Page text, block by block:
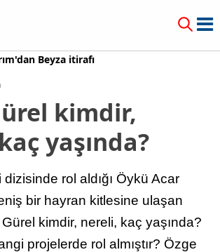
Beyza itirafı
kimdir,
yaşında?
rol aldığı Öykü Acar
bir hayran kitlesine ulaşan
kimdir, nereli, kaç yaşında?
projelerde rol almıştır? Özge